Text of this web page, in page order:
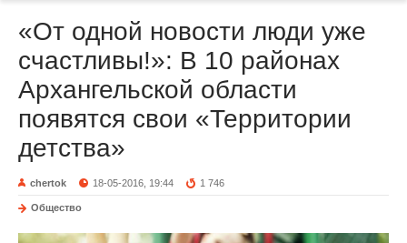
«От одной новости люди уже
счастливы!»: В 10 районах
Архангельской области
появятся свои «Территории
детства»
chertok 18-05-2016, 19:44 1 746
Общество